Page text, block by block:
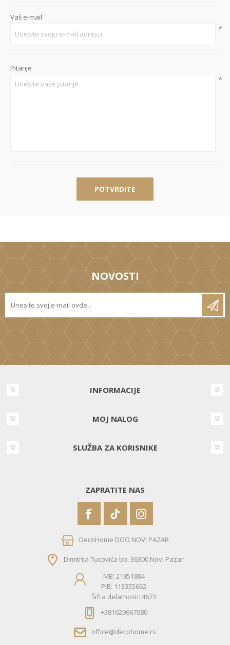
Vaš e-mail
*
Pitanje
*
POTVRDITE
NOVOSTI
INFORMACIJE
MOJ NALOG
SLUŽBA ZA KORISNIKE
ZAPRATITE NAS
DecoHome DOO NOVI PAZAR
Dimitrija Tucovića bb, 36300 Novi Pazar
MB: 21851884
PIB: 113355662
Šifra delatnosti: 4673
+381629667080
office@decohome.rs